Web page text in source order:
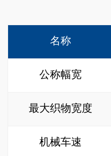
名称
公称幅宽
最大织物宽度
机械车速